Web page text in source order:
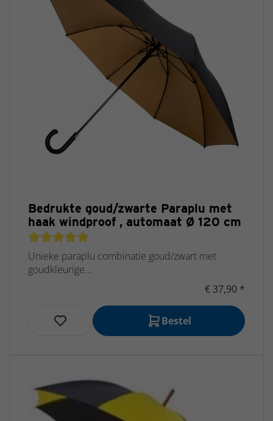
Bedrukte goud/zwarte Paraplu met
haak windproof , automaat Ø 120 cm
Unieke paraplu combinatie goud/zwart met
goudkleurige...
€ 37,90 *
Bestel